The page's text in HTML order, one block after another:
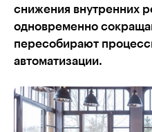
снижения внутренних
одновременно
пересобирают
автоматизации.